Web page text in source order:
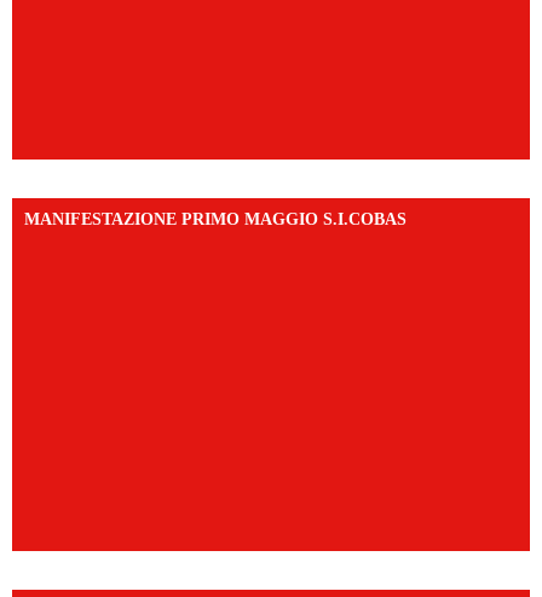
MANIFESTAZIONE PRIMO MAGGIO S.I.COBAS